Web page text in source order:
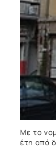
Με το
έτη από